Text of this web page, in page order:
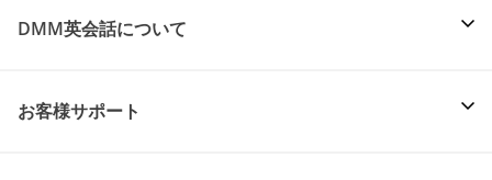
DMM英会話について
お客様サポート